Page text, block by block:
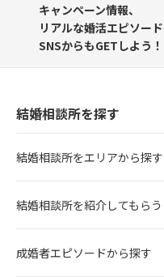
キャンペーン情報、
リアルな婚活エピソー
SNSからもGETしよう！
結婚相談所を探す
結婚相談所をエリアから探す
結婚相談所を紹介してもらう
成婚者エピソードから探す